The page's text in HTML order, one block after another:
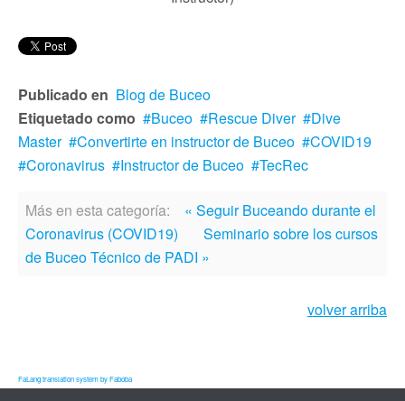
Publicado en Blog de Buceo
Etiquetado como
Buceo Rescue Diver
Dive
Master
Convertirte en instructor de Buceo
COVID19
Coronavirus
Instructor de Buceo TecRec
Más en esta categoría:
« Seguir Buceando durante el
Coronavirus (COVID19)
Seminario sobre los cursos
de Buceo Técnico de PADI »
volver arriba
FaLang translation system by Faboba